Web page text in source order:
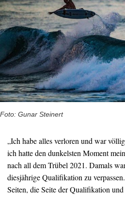
Foto: Gunar Steinert
„Ich habe alles verloren und war
ich hatte den dunkelsten Moment
nach all dem Trübel 2021. Damals
diesjährige Qualifikation zu
Seiten, die Seite der Qualifikation und